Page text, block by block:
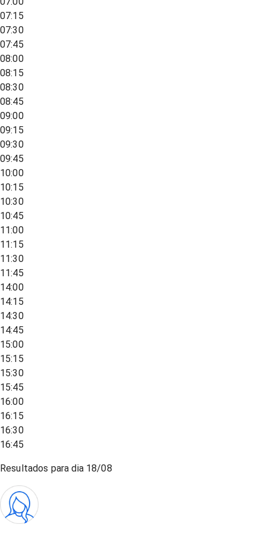
07:15
07:30
07:45
08:00
08:15
08:30
08:45
09:00
09:15
09:30
09:45
10:00
10:15
10:30
10:45
11:00
11:15
11:30
11:45
14:00
14:15
14:30
14:45
15:00
15:15
15:30
15:45
16:00
16:15
16:30
16:45
Resultados para dia 18/08